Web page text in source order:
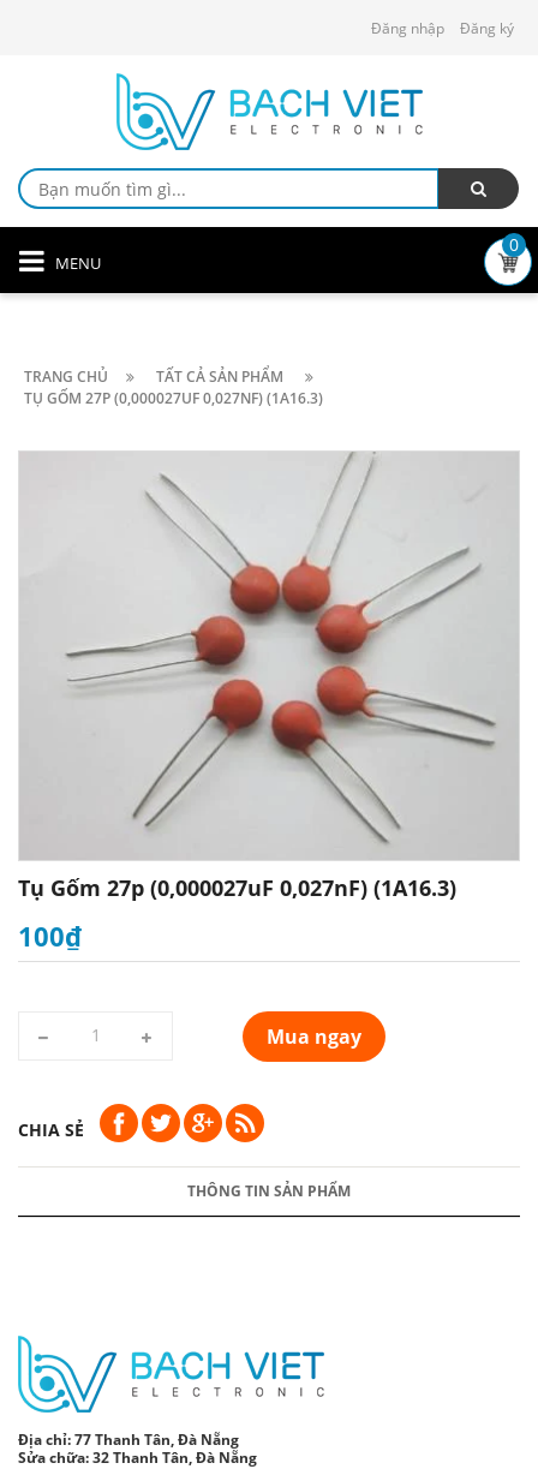
Đăng nhập Đăng ký
MENU
0
TRANG CHỦ
TẤT CẢ SẢN PHẨM
TỤ GỐM 27P (0,000027UF 0,027NF) (1A16.3)
Tụ Gốm 27p (0,000027uF 0,027nF) (1A16.3)
100₫
Mua ngay
CHIA SẺ
THÔNG TIN SẢN PHẨM
Địa chỉ:77 Thanh Tân, Đà Nẵng
Sửa chữa: 32 Thanh Tân, Đà Nẵng